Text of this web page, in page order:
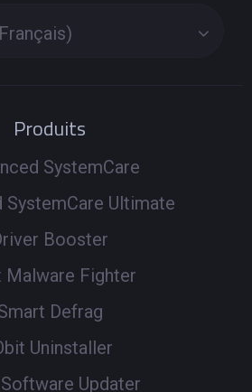
Produits
SystemCare
SystemCare Ultimate
Booster
Malware Fighter
Defrag
Uninstaller
Updater